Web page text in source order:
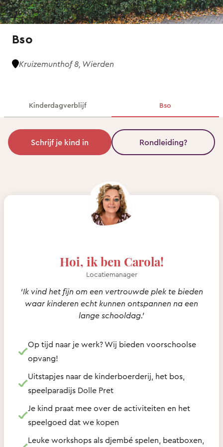
Bso
Kruizemunthof 8, Wierden
Kinderdagverblijf Bso
Schrijf je kind in Rondleiding?
Hoi, ik ben Carola!
Locatiemanager
‘Ik vind het fijn om een vertrouwde plek te bieden
waar kinderen echt kunnen ontspannen na een
lange schooldag.’
Op tijd naar je werk? Wij bieden voorschoolse
opvang!
Uitstapjes naar de kinderboerderij, het bos,
speelparadijs Dolle Pret
Je kind praat mee over de activiteiten en het
speelgoed dat we kopen
Leuke workshops als djembé spelen, beatboxen,